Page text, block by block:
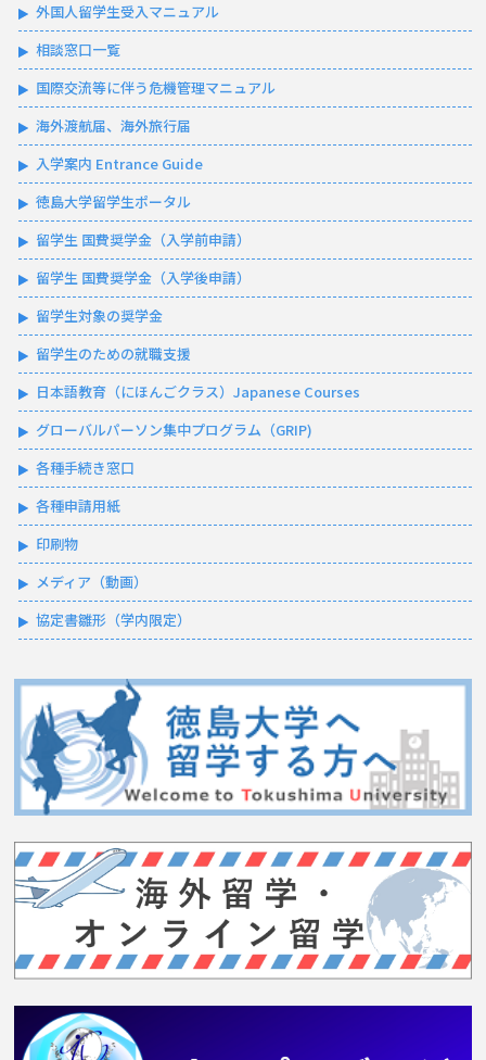
外国人留学生受入マニュアル
相談窓口一覧
国際交流等に伴う危機管理マニュアル
海外渡航届、海外旅行届
入学案内 Entrance Guide
徳島大学留学生ポータル
留学生 国費奨学金（入学前申請）
留学生 国費奨学金（入学後申請）
留学生対象の奨学金
留学生のための就職支援
日本語教育（にほんごクラス）Japanese Courses
グローバルパーソン集中プログラム（GRIP)
各種手続き窓口
各種申請用紙
印刷物
メディア（動画）
協定書雛形（学内限定）